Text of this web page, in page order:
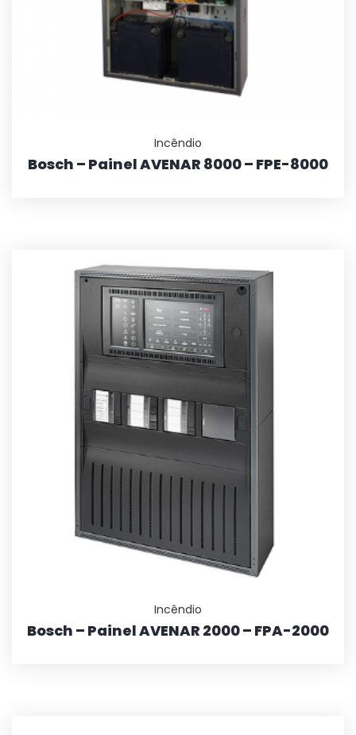
Incêndio
Bosch – Painel AVENAR 8000 – FPE-8000
Incêndio
Bosch – Painel AVENAR 2000 – FPA-2000